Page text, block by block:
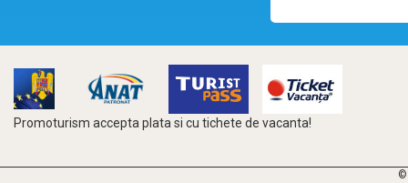
Promoturism accepta plata si cu tichete de vacanta!
©